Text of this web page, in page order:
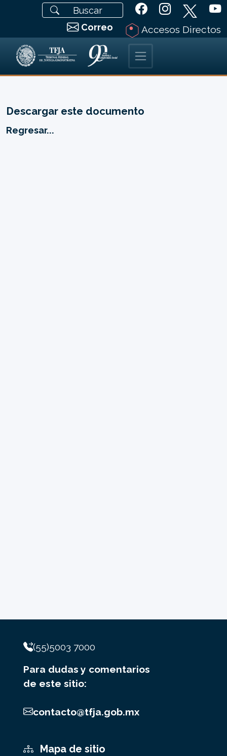
Correo Accesos Directos
Descargar este documento
Regresar...
(55)5003 7000
Para dudas y comentarios
de este sitio:
contacto@tfja.gob.mx
Mapa de sitio